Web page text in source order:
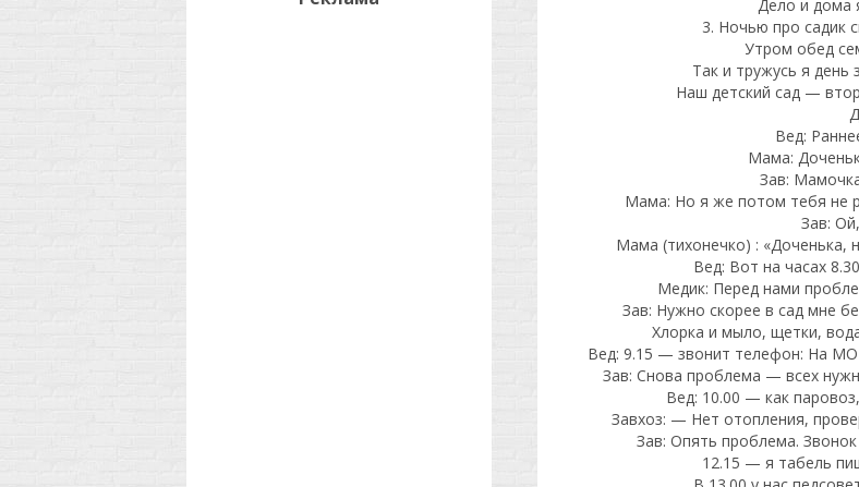
Дело и дома
3. Ночью про садик
Утром обед
Так и тружусь я день
Наш детский сад —
Вед:
Мама:
Зав:
Мама: Но я же потом тебя не
Зав:
Мама (тихонечко) :
Вед: Вот на часах
Медик: Перед нами
Зав: Нужно скорее в сад мне
Хлорка и мыло, щетки,
Вед: 9.15 — звонит телефон: На МО
Зав: Снова проблема — всех
Вед: 10.00 — как
Завхоз: — Нет отопления,
Зав: Опять проблема.
12.15 — я табель